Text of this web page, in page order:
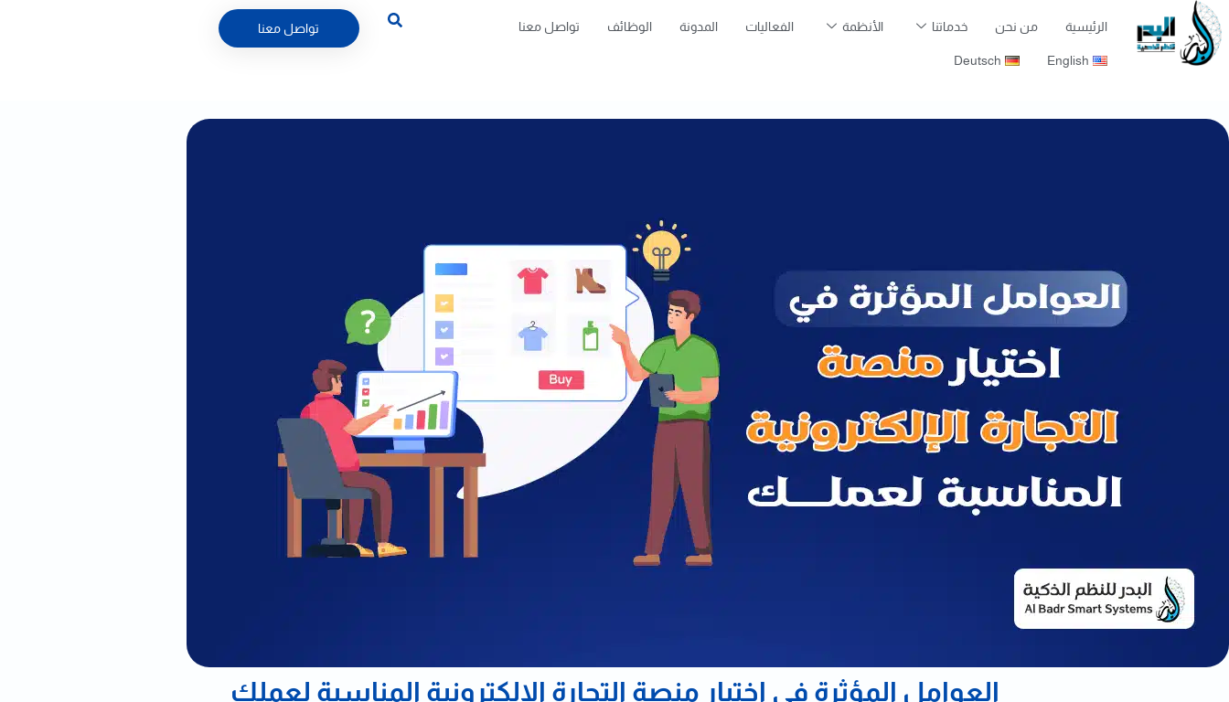
الرئيسية من نحن خدماتنا الأنظمة الفعاليات المدونة الوظائف تواصل معنا
English
Deutsch
تواصل معنا
العوامل المؤثرة في اختيار منصة التجارة الإلكترونية المناسبة لعملك